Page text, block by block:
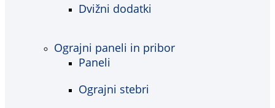
Dvižni dodatki
Ograjni paneli in pribor
Paneli
Ograjni stebri